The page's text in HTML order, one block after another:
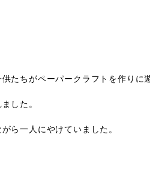
たちがペーパークラフトを作りに
した。
ら一人にやけていました。